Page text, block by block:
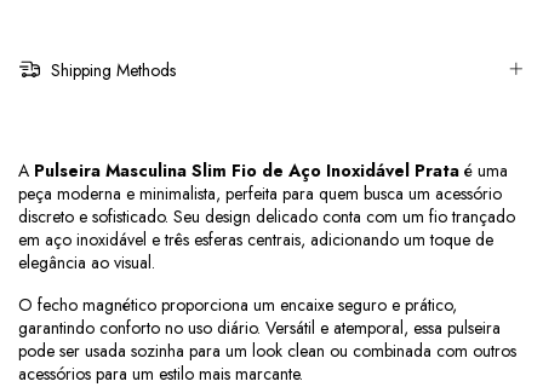
Shipping Methods
A Pulseira Masculina Slim Fio de Aço Inoxidável Prata é uma
peça moderna e minimalista, perfeita para quem busca um acessório
discreto e sofisticado. Seu design delicado conta com um fio trançado
em aço inoxidável e três esferas centrais, adicionando um toque de
elegância ao visual.
O fecho magnético proporciona um encaixe seguro e prático,
garantindo conforto no uso diário. Versátil e atemporal, essa pulseira
pode ser usada sozinha para um look clean ou combinada com outros
acessórios para um estilo mais marcante.